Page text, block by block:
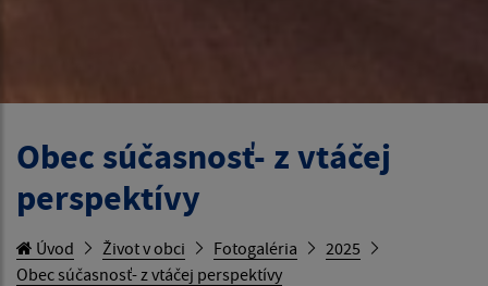
Obec súčasnosť- z vtáčej
perspektívy
Úvod Život v obci Fotogaléria
2025
Obec súčasnosť- z vtáčej perspektívy